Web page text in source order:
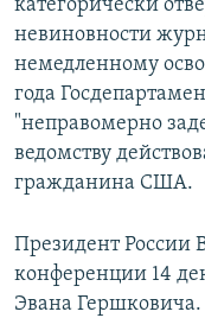
категорически
невиновности
немедленному
года
"неправомерно
ведомству
гражданина США.
Президент России
конференции 14
Эвана Гершковича.